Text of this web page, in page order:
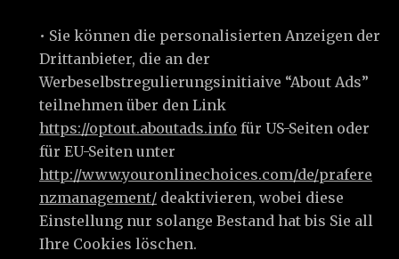
• Sie können die personalisierten Anzeigen der
Drittanbieter, die an der
Werbeselbstregulierungsinitiaive “About Ads”
teilnehmen über den Link
https://optout.aboutads.info für US-Seiten oder
für EU-Seiten unter
http://www.youronlinechoices.com/de/prafere
nzmanagement/ deaktivieren, wobei diese
Einstellung nur solange Bestand hat bis Sie all
Ihre Cookies löschen.